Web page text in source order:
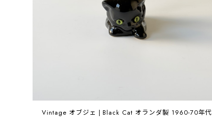
Vintage オブジェ | Black Cat オランダ製 1960-70年代